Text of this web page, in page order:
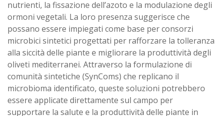
nutrienti, la fissazione dell’azoto e la modulazione degli
ormoni vegetali. La loro presenza suggerisce che
possano essere impiegati come base per consorzi
microbici sintetici progettati per rafforzare la tolleranza
alla siccità delle piante e migliorare la produttività degli
oliveti mediterranei. Attraverso la formulazione di
comunità sintetiche (SynComs) che replicano il
microbioma identificato, queste soluzioni potrebbero
essere applicate direttamente sul campo per
supportare la salute e la produttività delle piante in